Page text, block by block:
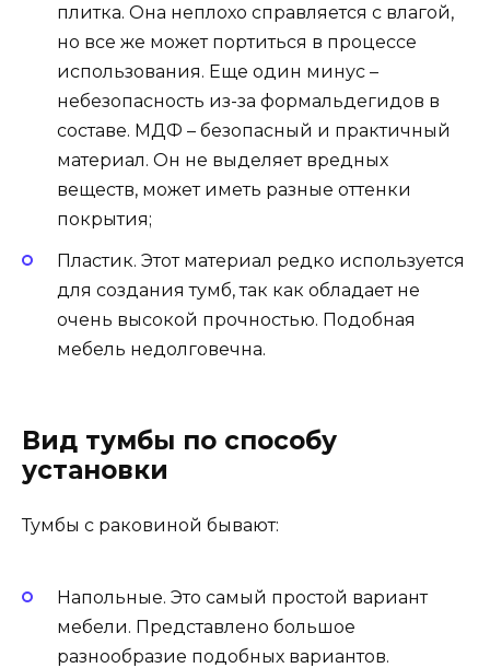
плитка. Она неплохо справляется с влагой,
но все же может портиться в процессе
использования. Еще один минус –
небезопасность из-за формальдегидов в
составе. МДФ – безопасный и практичный
материал. Он не выделяет вредных
веществ, может иметь разные оттенки
покрытия;
Пластик. Этот материал редко используется
для создания тумб, так как обладает не
очень высокой прочностью. Подобная
мебель недолговечна.
Вид тумбы по способу
установки
Тумбы с раковиной бывают:
Напольные. Это самый простой вариант
мебели. Представлено большое
разнообразие подобных вариантов.